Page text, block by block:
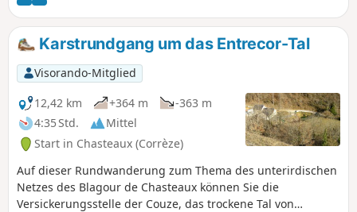
Karstrundgang um das Entrecor-Tal
Visorando-Mitglied
12,42 km
+364 m
-363 m
4:35 Std.
Mittel
Start in Chasteaux (Corrèze)
Auf dieser Rundwanderung zum Thema des unterirdischen
Netzes des Blagour de Chasteaux können Sie die
Versickerungsstelle der Couze, das trockene Tal von